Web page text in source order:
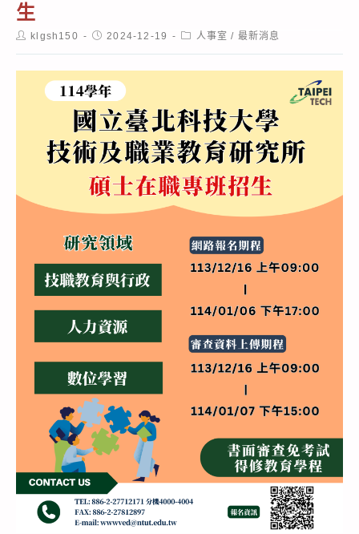
生
Postklgsh150
Post2024-12-19
Post人事室 / 最新消息